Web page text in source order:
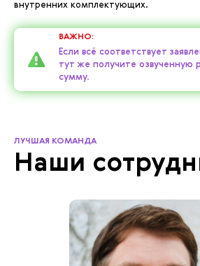
внутренних комплектующих.
ВАЖНО:
Если всё соответствует
тут же получите озвученную
сумму.
ЛУЧШАЯ КОМАНДА
Наши